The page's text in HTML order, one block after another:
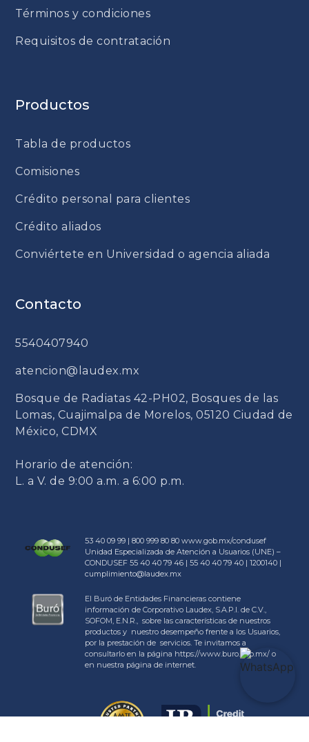
Términos y condiciones
Requisitos de contratación
Productos
Tabla de productos
Comisiones
Crédito personal para clientes
Crédito aliados
Conviértete en Universidad o agencia aliada
Contacto
5540407940
atencion@laudex.mx
Bosque de Radiatas 42-PH02, Bosques de las
Lomas, Cuajimalpa de Morelos, 05120 Ciudad de
México, CDMX
Horario de atención:
L. a V. de 9:00 a.m. a 6:00 p.m.
53 40 09 99 | 800 999 80 80www.gob.mx/condusef
Unidad Especializada de Atención a Usuarios (UNE) –
CONDUSEF 55 40 40 79 46 | 55 40 40 79 40 | 1200140 |
cumplimiento@laudex.mx
El Buró de Entidades Financieras contiene
información de Corporativo Laudex, S.A.P.I. de C.V.,
SOFOM, E.N.R., sobre las características de nuestros
productos y nuestro desempeño frente a los Usuarios,
por la prestación de servicios. Te invitamos a
consultarlo en la página https://www.buro.gob.mx/ o
en nuestra página de internet.